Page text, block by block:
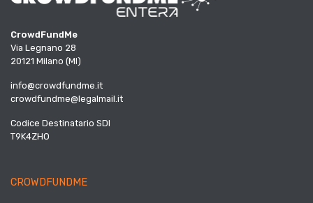
CrowdFundMe
Via Legnano 28
20121 Milano (MI)
info@crowdfundme.it
crowdfundme@legalmail.it
Codice Destinatario SDI
T9K4ZHO
CROWDFUNDME